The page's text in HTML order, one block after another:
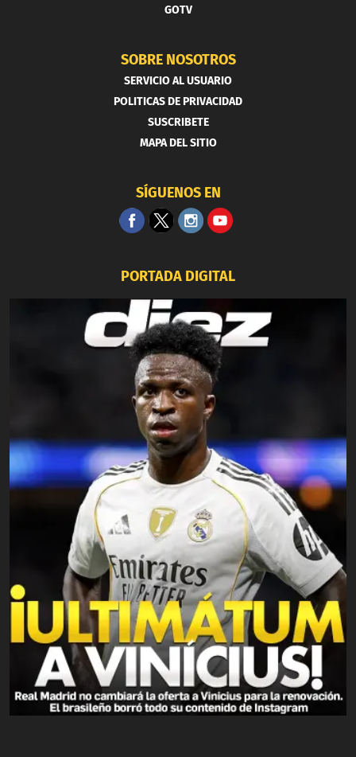
GOTV
SOBRE NOSOTROS
SERVICIO AL USUARIO
POLITICAS DE PRIVACIDAD
SUSCRIBETE
MAPA DEL SITIO
SÍGUENOS EN
PORTADA DIGITAL